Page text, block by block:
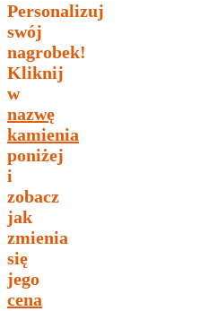
Personalizuj
swój
nagrobek!
Kliknij
w
nazwę
kamienia
poniżej
i
zobacz
jak
zmienia
się
jego
cena